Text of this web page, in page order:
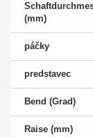
(mm)
páčky
predstavec
Bend (Grad)
Raise (mm)